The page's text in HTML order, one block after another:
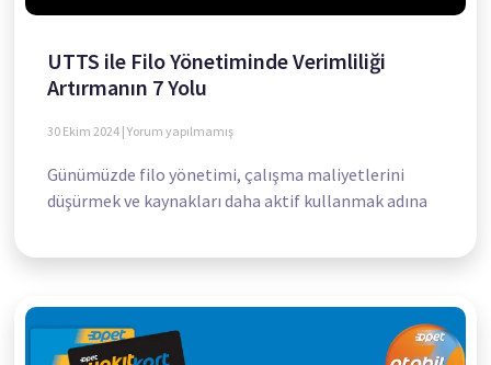
UTTS ile Filo Yönetiminde Verimliliği
Artırmanın 7 Yolu
30 Ekim 2024 Yorum yapılmamış
Günümüzde filo yönetimi, çalışma maliyetlerini
düşürmek ve kaynakları daha aktif kullanmak adına